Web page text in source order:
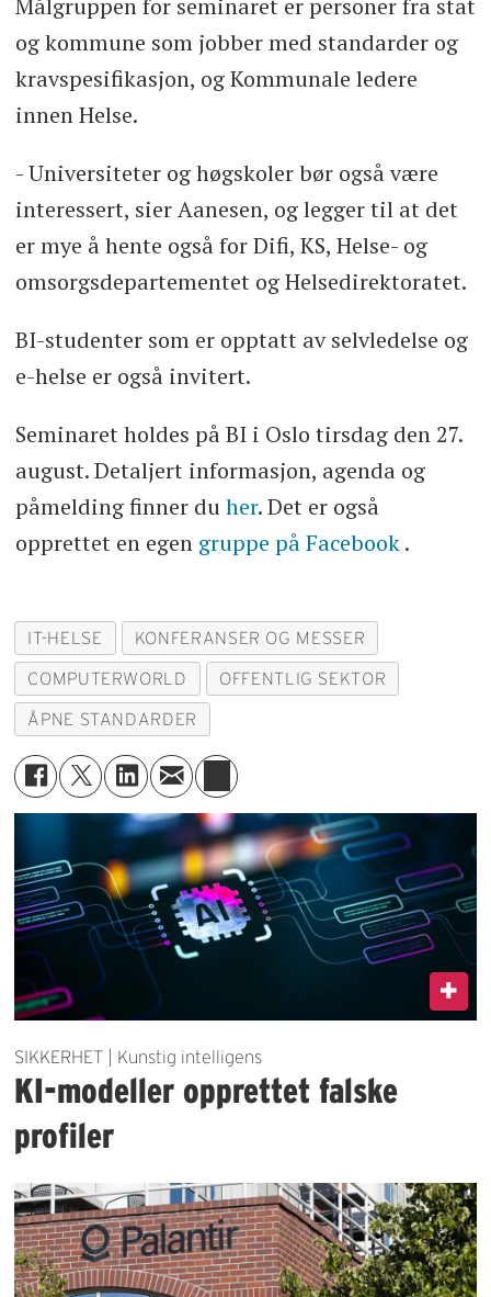
Målgruppen for seminaret er personer fra stat
og kommune som jobber med standarder og
kravspesifikasjon, og Kommunale ledere
innen Helse.
- Universiteter og høgskoler bør også være
interessert, sier Aanesen, og legger til at det
er mye å hente også for Difi, KS, Helse- og
omsorgsdepartementet og Helsedirektoratet.
BI-studenter som er opptatt av selvledelse og
e-helse er også invitert.
Seminaret holdes på BI i Oslo tirsdag den 27.
august. Detaljert informasjon, agenda og
påmelding finner duher. Det er også
opprettet en egen gruppe på Facebook.
IT-HELSE KONFERANSER OG MESSER
COMPUTERWORLD OFFENTLIG SEKTOR
ÅPNE STANDARDER
SIKKERHET | Kunstig intelligens
KI-modeller opprettet falske
profiler